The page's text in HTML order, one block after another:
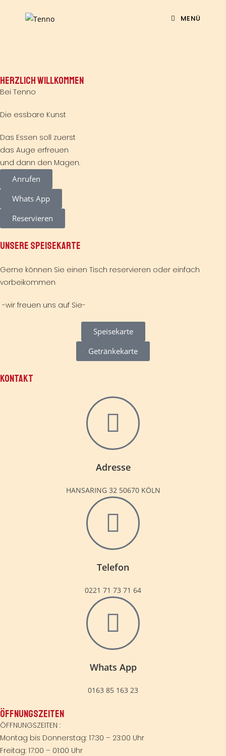
MENÜ
HERZLICH WILLKOMMEN
Bei Tenno
Die essbare Kunst
Das Essen soll zuerst
das Auge erfreuen
und dann den Magen.
Anrufen
Whats App
Reservieren
UNSERE SPEISEKARTE
Gerne können Sie einen Tisch reservieren oder einfach
vorbeikommen
-wir freuen uns auf Sie-
Speisekarte
Getränkekarte
KONTAKT
Adresse
HANSARING 32 50670 KÖLN
Telefon
0221 71 73 71 64
Whats App
0163 85 163 23
ÖFFNUNGSZEITEN
ÖFFNUNGSZEITEN :
Montag bis Donnerstag: 17:30 – 23:00 Uhr
Freitag: 17:00 – 01:00 Uhr